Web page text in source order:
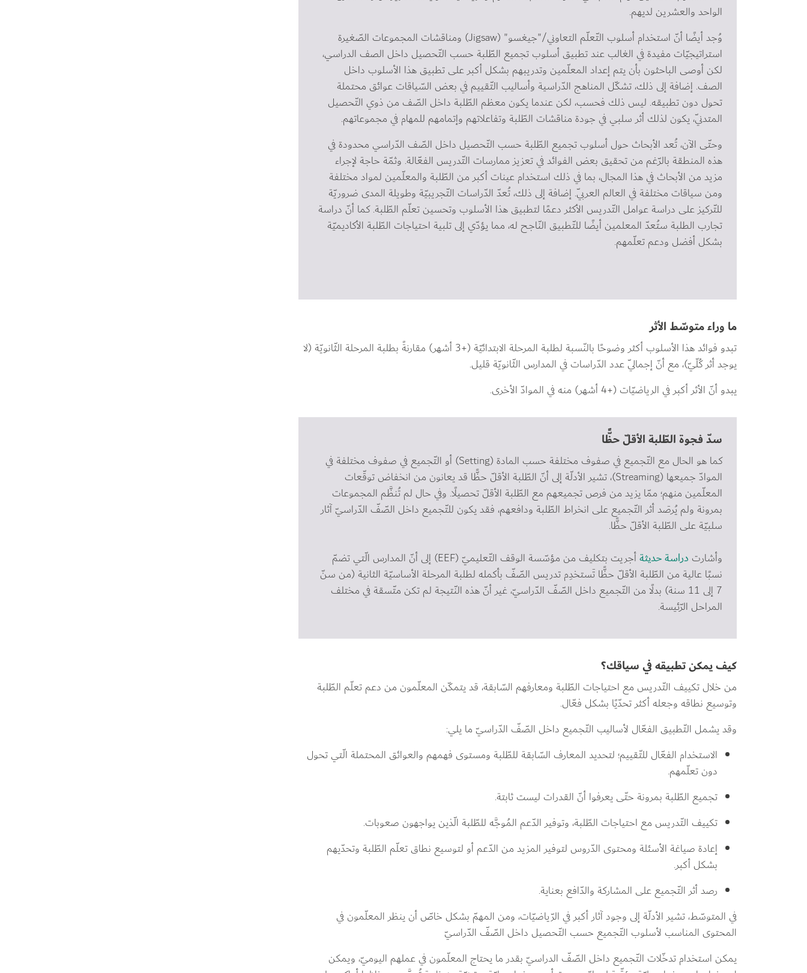
الواحد والعشرين لديهم.
وُجد أيضًا أنّ استخدام أسلوب التّعلّم التعاوني/"جيغسو" (Jigsaw) ومناقشات المجموعات الصّغيرة
استراتيجيّات مفيدة في الغالب عند تطبيق أسلوب تجميع الطّلبة حسب التّحصيل داخل الصف الدراسي،
لكن أوصى الباحثون بأن يتم إعداد المعلّمين وتدريبهم بشكل أكبر على تطبيق هذا الأسلوب داخل
الصف. إضافة إلى ذلك، تشكّل المناهج الدّراسية وأساليب التّقييم في بعض السّياقات عوائق محتملة
تحول دون تطبيقه. ليس ذلك فحسب، لكن عندما يكون معظم الطّلبة داخل الصّف من ذوي التّحصيل
المتدنّي، يكون لذلك أثر سلبي في جودة مناقشات الطّلبة وتفاعلاتهم وإتمامهم للمهام في مجموعاتهم.
وحتّى الآن، تُعد الأبحاث حول أسلوب تجميع الطّلبة حسب التّحصيل داخل الصّف الدّراسي محدودة في
هذه المنطقة بالرّغم من تحقيق بعض الفوائد في تعزيز ممارسات التّدريس الفعّالة. وثمّة حاجة لإجراء
مزيد من الأبحاث في هذا المجال، بما في ذلك استخدام عينات أكبر من الطّلبة والمعلّمين لمواد مختلفة
ومن سياقات مختلفة في العالم العربيّ. إضافة إلى ذلك، تُعدّ الدّراسات التّجريبيّة وطويلة المدى ضروريّة
للتّركيز على دراسة عوامل التّدريس الأكثر دعمًا لتطبيق هذا الأسلوب وتحسين تعلّم الطّلبة. كما أنّ دراسة
تجارب الطلبة ستُعدّ المعلمين أيضًا للتّطبيق النّاجح له، مما يؤدّي إلى تلبية احتياجات الطّلبة الأكاديميّة
بشكل أفضل ودعم تعلّمهم.
ما وراء متوسّط الأثر
تبدو فوائد هذا الأسلوب أكثر وضوحًا بالنّسبة لطلبة المرحلة الابتدائيّة (+3 أشهر) مقارنةً بطلبة المرحلة الثّانويّة (لا
يوجد أثر كُلّيّ)، مع أنّ إجماليّ عدد الدّراسات في المدارس الثّانويّة قليل.
يبدو أنّ الأثر أكبر في الرياضيّات (+4 أشهر) منه في الموادّ الأخرى.
سدّ فجوة الطّلبة الأقلّ حظًّا
كما هو الحال مع التّجميع في صفوف مختلفة حسب المادة (Setting) أو التّجميع في صفوف مختلفة في
الموادّ جميعها (Streaming)، تشير الأدلّة إلى أنّ الطّلبة الأقلّ حظًّا قد يعانون من انخفاض توقّعات
المعلّمين منهم؛ ممّا يزيد من فرص تجميعهم مع الطّلبة الأقلّ تحصيلًا. وفي حال لم تُنظَّم المجموعات
بمرونة ولم يُرصَد أثر التّجميع على انخراط الطّلبة ودافعهم، فقد يكون للتّجميع داخل الصّفّ الدّراسيّ آثار
سلبيّة على الطّلبة الأقلّ حظًّا.
وأشارت دراسة حديثة
أجريت بتكليف من مؤسّسة الوقف التّعليميّ (EEF) إلى أنّ المدارس الّتي تضمّ
نسبًا عالية من الطّلبة الأقلّ حظًّا تَستخدِم تدريس الصّفّ بأكمله لطلبة المرحلة الأساسيّة الثانية (من سنّ
7 إلى 11 سنة) بدلًا من التّجميع داخل الصّفّ الدّراسيّ، غير أنّ هذه النّتيجة لم تكن متّسقة في مختلف
المراحل الرّئيسة.
كيف يمكن تطبيقه في سياقك؟
من خلال تكييف التّدريس مع احتياجات الطّلبة ومعارفهم السّابقة، قد يتمكّن المعلّمون من دعم تعلّم الطّلبة
وتوسيع نطاقه وجعله أكثر تحدّيًا بشكل فعّال.
وقد يشمل التّطبيق الفعّال لأساليب التّجميع داخل الصّفّ الدّراسيّ ما يلي:
الاستخدام الفعّال للتّقييم؛ لتحديد المعارف السّابقة للطّلبة ومستوى فهمهم والعوائق المحتملة الّتي تحول
دون تعلّمهم.
تجميع الطّلبة بمرونة حتّى يعرفوا أنّ القدرات ليست ثابتة.
تكييف التّدريس مع احتياجات الطّلبة، وتوفير الدّعم المُوجَّه للطّلبة الّذين يواجهون صعوبات.
إعادة صياغة الأسئلة ومحتوى الدّروس لتوفير المزيد من الدّعم أو لتوسيع نطاق تعلّم الطّلبة وتحدّيهم
بشكل أكبر.
رصد أثر التّجميع على المشاركة والدّافع بعناية.
في المتوسّط، تشير الأدلّة إلى وجود آثار أكبر في الرّياضيّات، ومن المهمّ بشكل خاصّ أن ينظر المعلّمون في
المحتوى المناسب لأسلوب التّجميع حسب التّحصيل داخل الصّفّ الدّراسيّ
يمكن استخدام تدخّلات التّجميع داخل الصّفّ الدراسيّ بقدر ما يحتاج المعلّمون في عملهم اليوميّ، ويمكن